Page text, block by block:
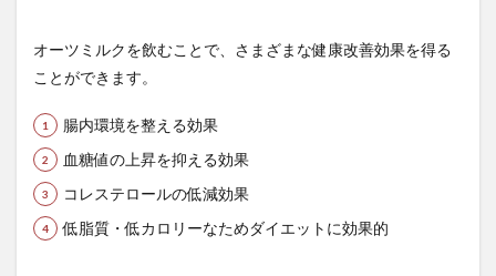
オー
ルク
水化
カロ
リー
1.5
オーツミルクを飲むことで、さまざまな健康改善効果を得る
ことができます。
腸内環境を整える効果
血糖値の上昇を抑える効果
コレステロールの低減効果
低脂質・低カロリーなためダイエットに効果的